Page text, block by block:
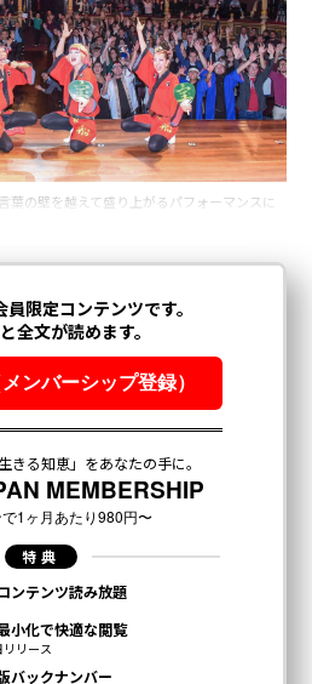
葉の壁を越えて盛り上がるパフォーマンスに